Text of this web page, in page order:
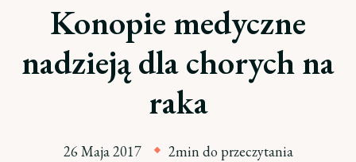
Konopie medyczne
nadzieją dla chorych na
raka
26 Maja 2017 2min do przeczytania